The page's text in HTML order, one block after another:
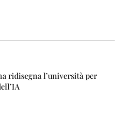
ridisegna l’università per